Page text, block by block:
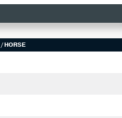
/ HORSE